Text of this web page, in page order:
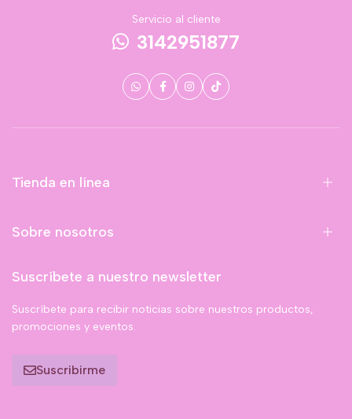
Servicio al cliente
3142951877
Tienda en línea
Sobre nosotros
Suscríbete a nuestro newsletter
Suscríbete para recibir noticias sobre nuestros productos,
promociones y eventos.
Suscribirme